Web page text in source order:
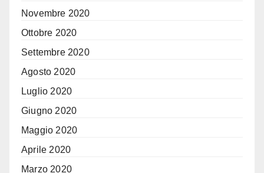
Novembre 2020
Ottobre 2020
Settembre 2020
Agosto 2020
Luglio 2020
Giugno 2020
Maggio 2020
Aprile 2020
Marzo 2020